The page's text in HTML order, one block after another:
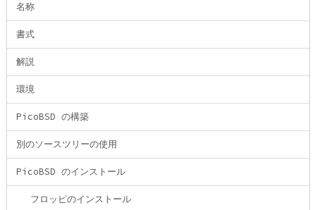
名称
書式
解説
環境
PicoBSD の構築
別のソースツリーの使用
PicoBSD のインストール
フロッピのインストール